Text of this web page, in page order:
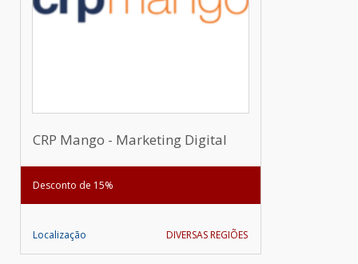
CRP Mango - Marketing Digital
Desconto de 15%
Localização DIVERSAS REGIÕES